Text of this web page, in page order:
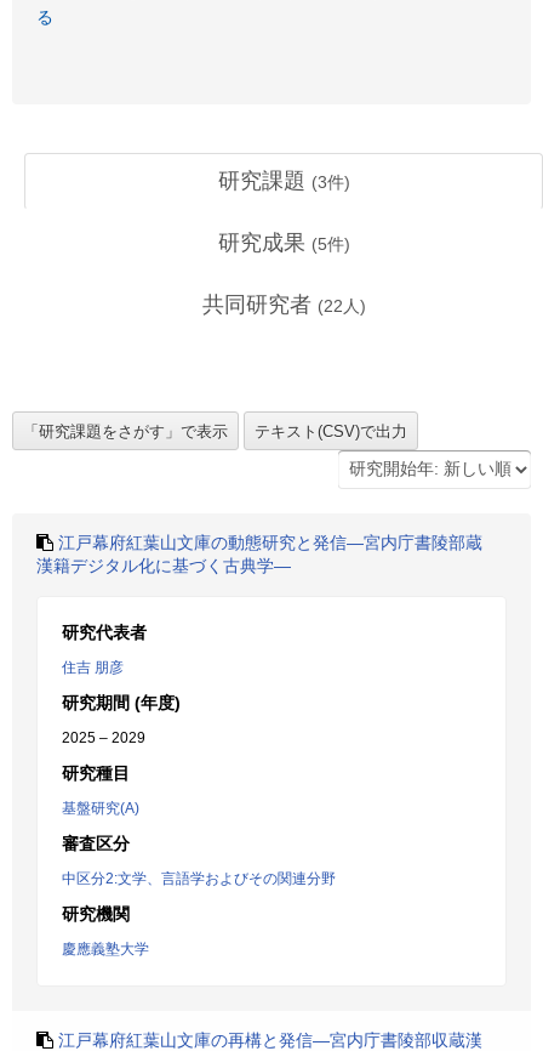
る
研究課題 (3件)
研究成果 (5件)
共同研究者 (22 人)
江戸幕府紅葉山文庫の動態研究と発信―宮内庁書陵部蔵
漢籍デジタル化に基づく古典学―
研究代表者
住吉 朋彦
研究期間 (年度)
2025 – 2029
研究種目
基盤研究(A)
審査区分
中区分2:文学、言語学およびその関連分野
研究機関
慶應義塾大学
江戸幕府紅葉山文庫の再構と発信―宮内庁書陵部収蔵漢